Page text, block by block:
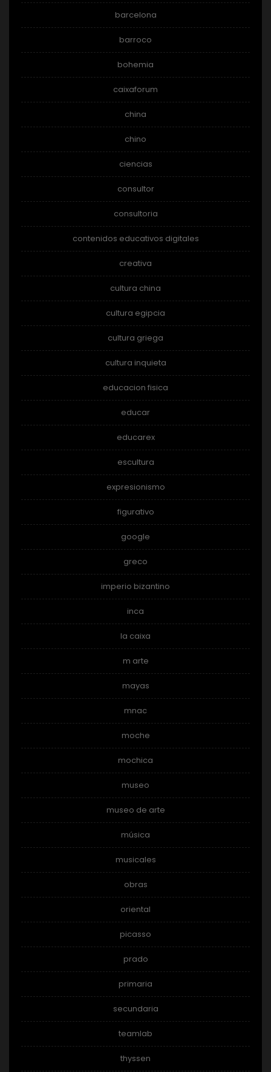
barcelona
barroco
bohemia
caixaforum
china
chino
ciencias
consultor
consultoria
contenidos educativos digitales
creativa
cultura china
cultura egipcia
cultura griega
cultura inquieta
educacion fisica
educar
educarex
escultura
expresionismo
figurativo
google
greco
imperio bizantino
inca
la caixa
m arte
mayas
mnac
moche
mochica
museo
museo de arte
música
musicales
obras
oriental
picasso
prado
primaria
secundaria
teamlab
thyssen